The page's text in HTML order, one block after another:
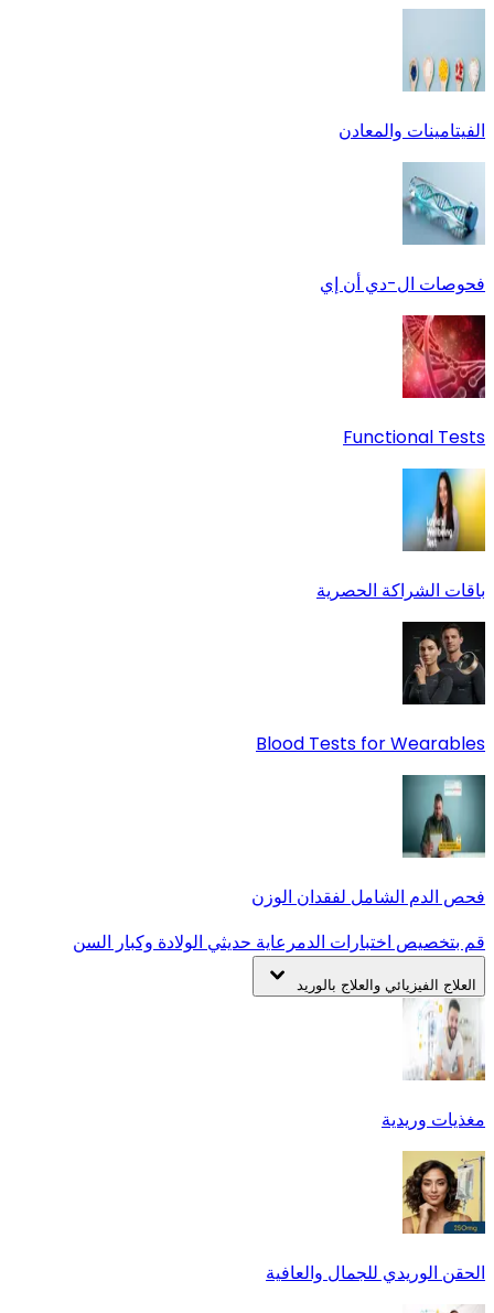
الفيتامينات والمعادن
فحوصات ال-دي أن إي
Functional Tests
باقات الشراكة الحصرية
Blood Tests for Wearables
فحص الدم الشامل لفقدان الوزن
قم بتخصيص اختبارات الدمرعاية حديثي الولادة وكبار السن
العلاج الفيزيائي والعلاج بالوريد
مغذيات وريدية
الحقن الوريدي للجمال والعافية